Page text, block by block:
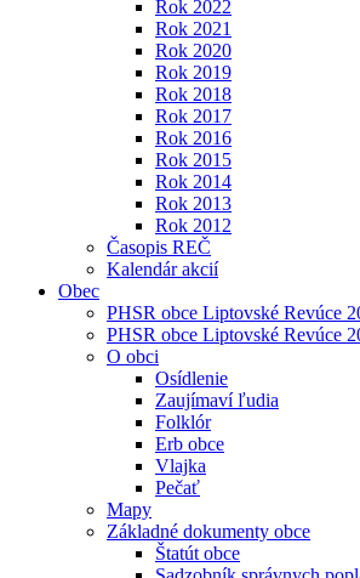
Rok 2022
Rok 2021
Rok 2020
Rok 2019
Rok 2018
Rok 2017
Rok 2016
Rok 2015
Rok 2014
Rok 2013
Rok 2012
Časopis REČ
Kalendár akcií
Obec
PHSR obce Liptovské Revúce
PHSR obce Liptovské Revúce
O obci
Osídlenie
Zaujímaví ľudia
Folklór
Erb obce
Vlajka
Pečať
Mapy
Základné dokumenty obce
Štatút obce